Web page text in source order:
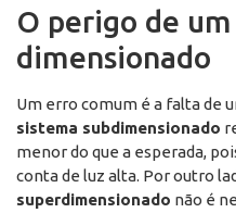
O perigo de
dimensionado
Um erro comum é a falta de
sistema subdimensionado
menor do que a esperada,
conta de luz alta. Por outro
superdimensionado não é